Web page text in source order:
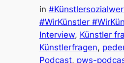
in
#WirKünstler
Interview, Künstler
Künstlerfragen,
Podcast, pws-